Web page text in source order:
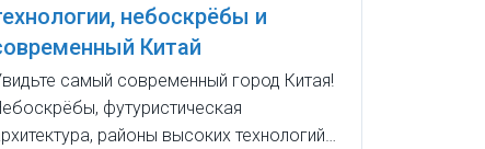
небоскрёбы и
Китай
самый современный город Китая!
футуристическая
районы высоких технологий…